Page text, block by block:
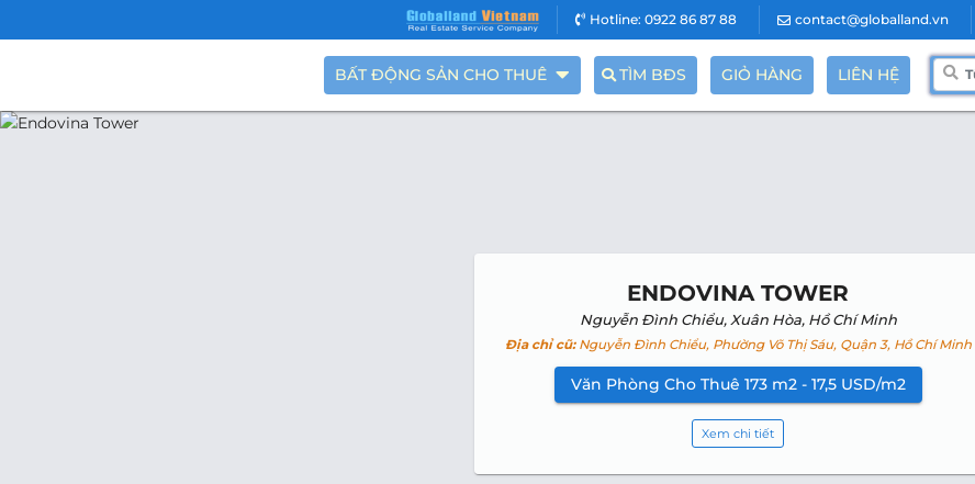
Hotline: 0922 86 87 88 contact@globalland.vn
BẤT ĐỘNG SẢN CHO THUÊ TÌM BĐS GIỎ HÀNG LIÊN HỆ
ENDOVINA TOWER
Nguyễn Đình Chiểu, Xuân Hòa, Hồ Chí Minh
Địa chỉ cũ:Nguyễn Đình Chiểu, Phường Võ Thị Sáu, Quận 3, Hồ Chí Minh
Văn Phòng Cho Thuê 173 m2 - 17,5 USD/m2
Xem chi tiết